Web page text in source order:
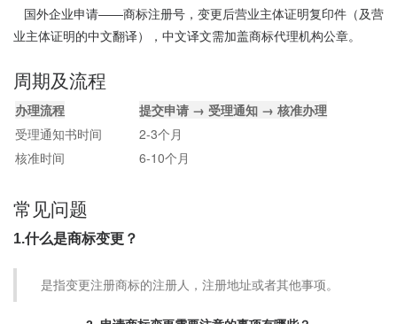
国外企业申请——商标注册号，变更后营业主体证明复印件（及营
业主体证明的中文翻译），中文译文需加盖商标代理机构公章。
周期及流程
办理流程
提交申请 → 受理通知 → 核准办理
受理通知书时间
2-3个月
核准时间
6-10个月
常见问题
1.什么是商标变更？
是指变更注册商标的注册人，注册地址或者其他事项。